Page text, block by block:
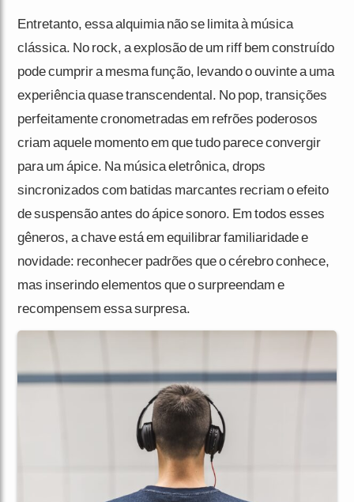
Entretanto, essa alquimia não se limita à música
clássica. No rock, a explosão de um riff bem construído
pode cumprir a mesma função, levando o ouvinte a uma
experiência quase transcendental. No pop, transições
perfeitamente cronometradas em refrões poderosos
criam aquele momento em que tudo parece convergir
para um ápice. Na música eletrônica, drops
sincronizados com batidas marcantes recriam o efeito
de suspensão antes do ápice sonoro. Em todos esses
gêneros, a chave está em equilibrar familiaridade e
novidade: reconhecer padrões que o cérebro conhece,
mas inserindo elementos que o surpreendam e
recompensem essa surpresa.